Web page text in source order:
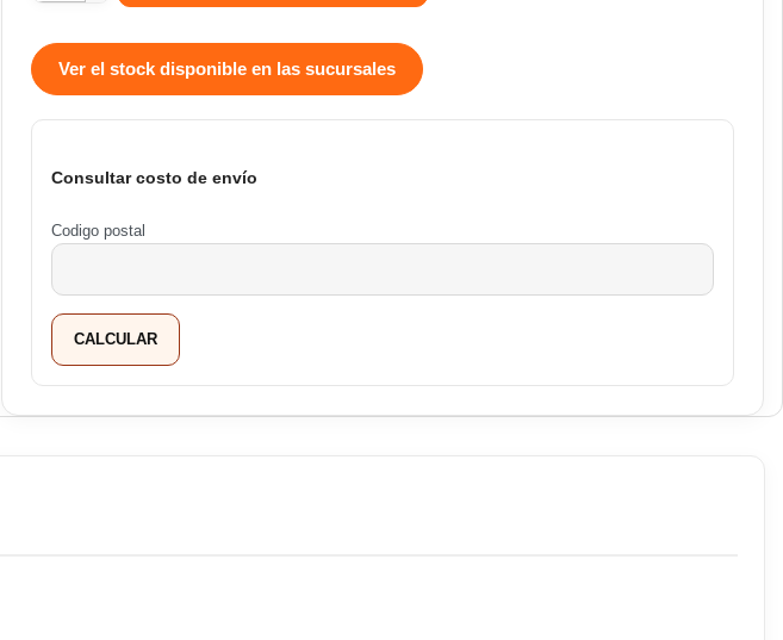
Ver el stock disponible en las sucursales
Consultar costo de envío
Codigo postal
CALCULAR